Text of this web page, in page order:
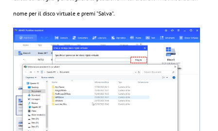
nome per il disco virtuale e premi "Salva".